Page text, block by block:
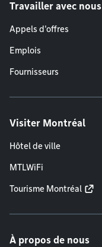
Travailler avec nous
Appels d'offres
Emplois
Fournisseurs
Visiter Montréal
Hôtel de ville
MTLWiFi
Tourisme Montréal
À propos de nous